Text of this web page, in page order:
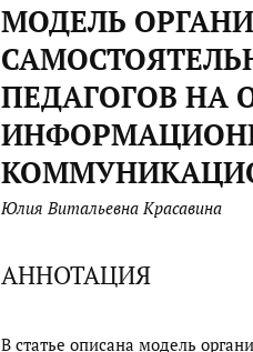
МОДЕЛЬ
ПЕДАГОГОВ НА
Юлия Витальевна Красавина
АННОТАЦИЯ
В статье описана модель